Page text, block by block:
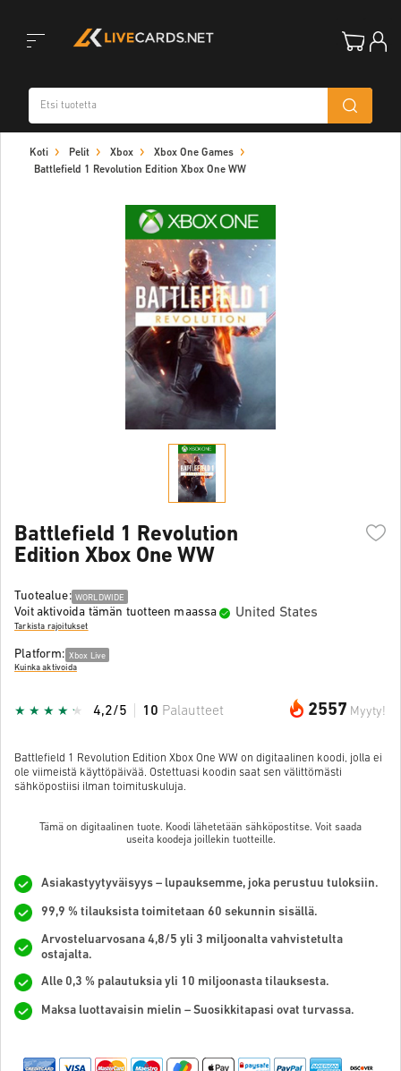
navigation
Koti Pelit Xbox
Xbox One Games
Battlefield 1 Revolution Edition Xbox One WW
Battlefield 1 Revolution
Edition Xbox One WW
Tuotealue: WORLDWIDE
Voit aktivoida tämän tuotteen maassa United States
Tarkista rajoitukset
Platform: Xbox Live
Kuinka aktivoida
2557 Myyty!
4,2/5 10 Palautteet
Battlefield 1 Revolution Edition Xbox One WW on digitaalinen koodi, jolla ei
ole viimeistä käyttöpäivää. Ostettuasi koodin saat sen välittömästi
sähköpostiisi ilman toimituskuluja.
Tämä on digitaalinen tuote. Koodi lähetetään sähköpostitse. Voit saada
useita koodeja joillekin tuotteille.
Asiakastyytyväisyys – lupauksemme, joka perustuu tuloksiin.
99,9 % tilauksista toimitetaan 60 sekunnin sisällä.
Arvosteluarvosana 4,8/5 yli 3 miljoonalta vahvistetulta
ostajalta.
Alle 0,3 % palautuksia yli 10 miljoonasta tilauksesta.
Maksa luottavaisin mielin – Suosikkitapasi ovat turvassa.